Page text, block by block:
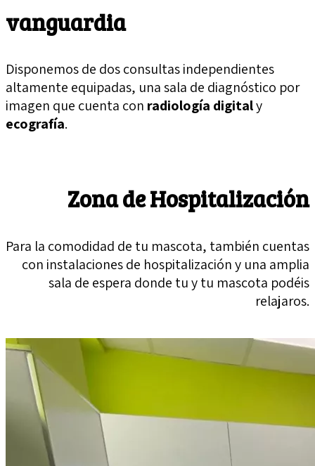
vanguardia
Disponemos de dos consultas independientes
altamente equipadas, una sala de diagnóstico por
imagen que cuenta con radiología digitaly
ecografía.
Zona de Hospitalización
Para la comodidad de tu mascota, también cuentas
con instalaciones de hospitalización y una amplia
sala de espera donde tu y tu mascota podéis
relajaros.